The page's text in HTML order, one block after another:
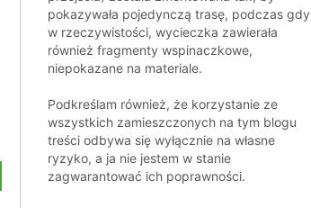
pokazywała pojedynczą trasę, podczas gdy
w rzeczywistości, wycieczka zawierała
również fragmenty wspinaczkowe,
niepokazane na materiale.
Podkreślam również, że korzystanie ze
wszystkich zamieszczonych na tym blogu
treści odbywa się wyłącznie na własne
ryzyko, a ja nie jestem w stanie
zagwarantować ich poprawności.